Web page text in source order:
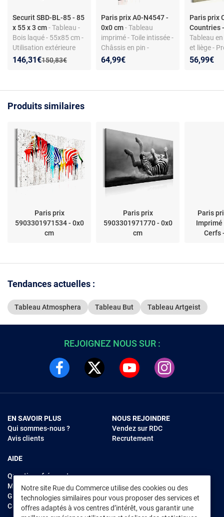
Securit SBD-BL-85 - 85
x 55 x 3 cm- Tableau -
Bois laqué - 55x85 cm -
Utilisation extérieure
Ancien prix :
150,83€
Nouveau prix :
146,31€
Réduction de :
Paris prix A0-N4547 -
0x0 cm- Tableau
imprimé - Toile intissée -
Châssis en pin -
Protection UV - 40x60
64,99€
Paris prix
Countries
Tableau
et liège -
Carte du
56,99€
Produits similaires
Paris prix
5903301971534 - 0x0
cm
Paris prix
5903301971770 - 0x0
cm
Paris
Imprimé
Cerfs
Tendances actuelles :
Tableau Atmosphera Tableau But Tableau Artgeist
Notre site Rue du Commerce utilise des cookies ou des
technologies similaires pour vous proposer des services et
offres adaptés à vos centres d’intérêt, vous garantir une
REJOIGNEZ NOUS SUR :
EN SAVOIR PLUS
Qui sommes-nous ?
Avis clients
AIDE
Questions fréquentes
Modes de règlements
Garantie et retours
Contacter Rue du Commerce
NOUS REJOINDRE
Vendez sur RDC
Recrutement